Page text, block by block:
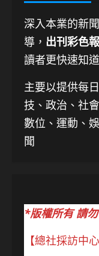
深入本業的新
導， 出刊彩色
讀者更快速知
主要以提供每
技、 政治、社
數位、運動、
聞
*版權所有 請
【總社採訪中心